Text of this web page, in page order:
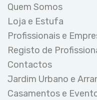
Quem Somos
Loja e Estufa
Profissionais e
Registo de
Contactos
Jardim Urbano e
Casamentos e